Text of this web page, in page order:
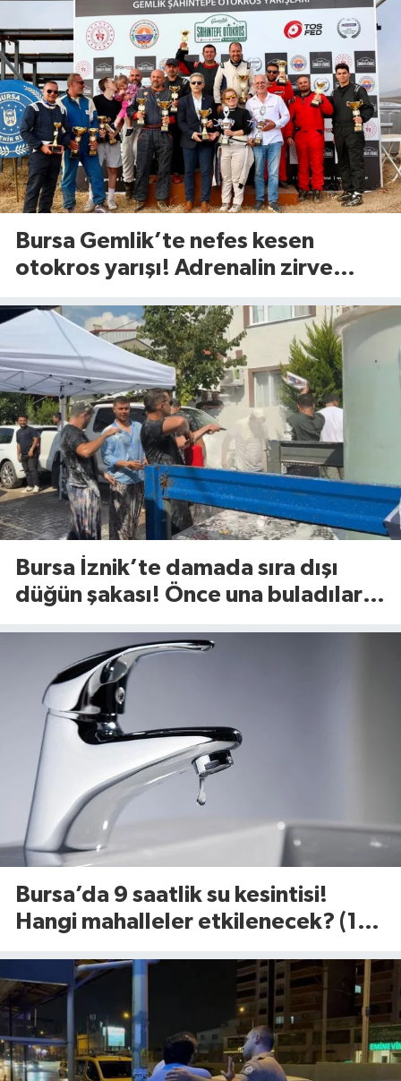
Bursa Gemlik’te nefes kesen
otokros yarışı! Adrenalin zirve
Bursa İznik’te damada sıra dışı
düğün şakası! Önce una buladılar,
Bursa’da 9 saatlik su kesintisi!
Hangi mahalleler etkilenecek? (10